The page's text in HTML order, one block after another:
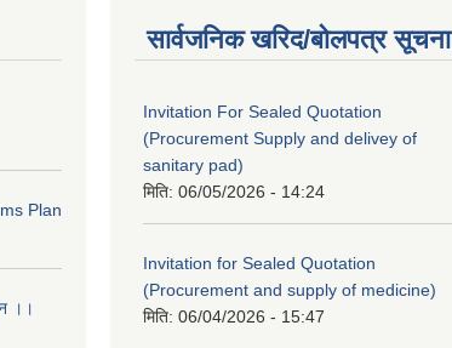
Plan
।।
सार्वजनिक खरिद/बोलपत्र सूचना
Invitation For Sealed Quotation
(Procurement Supply and delivey of
sanitary pad)
मिति: 06/05/2026 - 14:24
Invitation for Sealed Quotation
(Procurement and supply of medicine)
मिति: 06/04/2026 - 15:47